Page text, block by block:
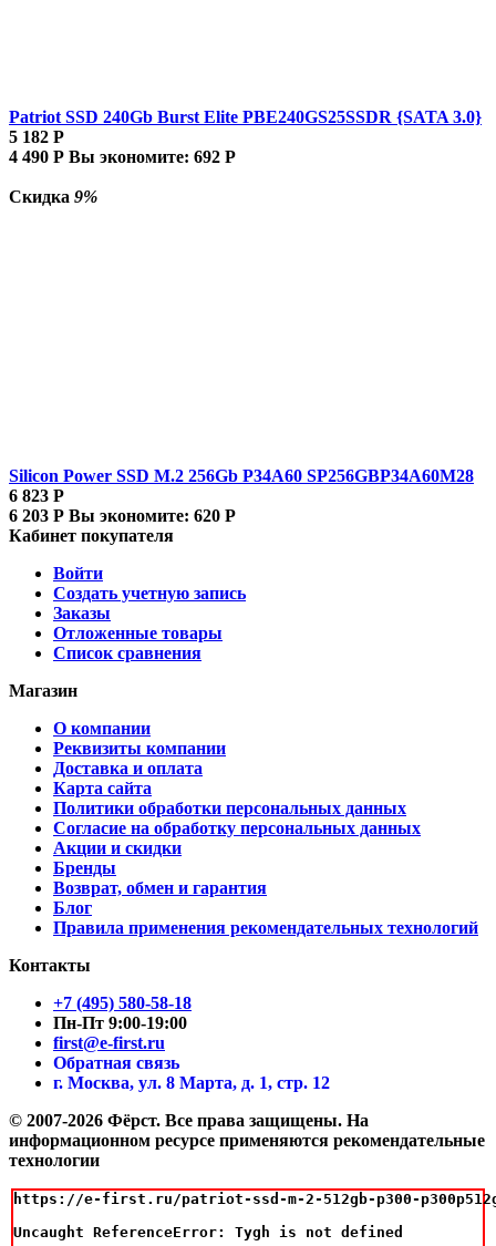
Patriot SSD 240Gb Burst Elite PBE240GS25SSDR {SATA 3.0}
5 182 Р
4 490 Р Вы экономите: 692 Р
Скидка 9%
Silicon Power SSD M.2 256Gb P34A60 SP256GBP34A60M28
6 823 Р
6 203 Р Вы экономите: 620 Р
Кабинет покупателя
Войти
Создать учетную запись
Заказы
Отложенные товары
Список сравнения
Магазин
О компании
Реквизиты компании
Доставка и оплата
Карта сайта
Политики обработки персональных данных
Согласие на обработку персональных данных
Акции и скидки
Бренды
Возврат, обмен и гарантия
Блог
Правила применения рекомендательных технологий
Контакты
+7 (495) 580-58-18
Пн-Пт 9:00-19:00
first@e-first.ru
Обратная связь
г. Москва, ул. 8 Марта, д. 1, стр. 12
© 2007-2026 Фёрст. Все права защищены. На
информационном ресурсе применяются рекомендательные
технологии
https://e-first.ru/patriot-ssd-m-2-512gb-p300-
Uncaught ReferenceError: Tygh is not defined